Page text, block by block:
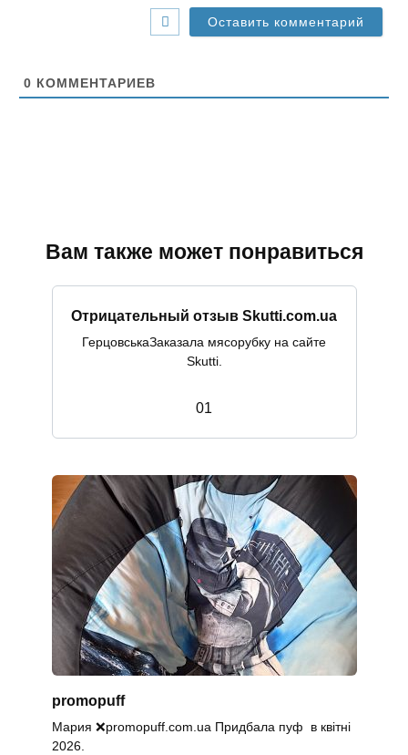
0 КОММЕНТАРИЕВ
Вам также может понравиться
Отрицательный отзыв Skutti.com.ua
ГерцовськаЗаказала мясорубку на сайте
Skutti.
01
promopuff
Мария ❌promopuff.com.uа Придбала пуф в квітні
2026.